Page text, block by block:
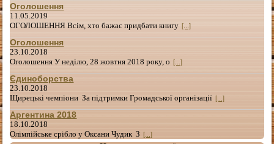
Оголошення
11.05.2019
ОГОЛОШЕННЯ Всім, хто бажає придбати книгу [...]
Оголошення
23.10.2018
Оголошення У неділю, 28 жовтня 2018 року, о [...]
Єдиноборства
23.10.2018
Щирецькі чемпіони За підтримки Громадської організації [...]
Аргентина 2018
18.10.2018
Олімпійське срібло у Оксани Чудик З [...]